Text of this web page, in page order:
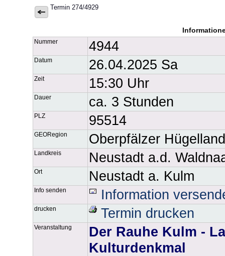
Termin 274/4929
Nummer 4944
Datum 26.04.2025 Sa
Zeit 15:30 Uhr
Dauer ca. 3 Stunden
PLZ 95514
GEORegion Oberpfälzer Hügelland
Landkreis Neustadt a.d.
Ort Neustadt a. Kulm
Info senden Information
drucken Termin drucken
Veranstaltung
Der Rauhe Kulm -
Kulturdenkmal